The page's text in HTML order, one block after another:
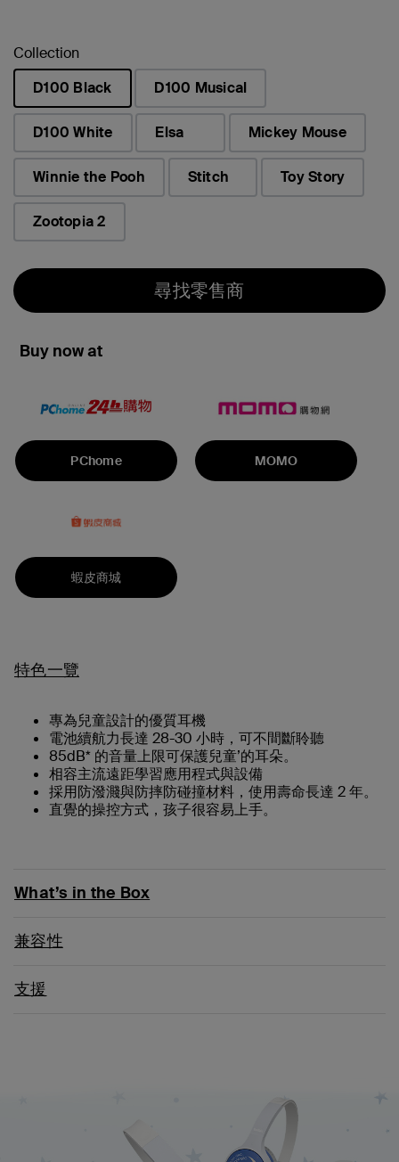
Collection
D100 Black
已選取
D100 Musical
D100 White Elsa Mickey Mouse
Winnie the Pooh Stitch Toy Story
Zootopia 2
尋找零售商
Buy now at
PChome MOMO
蝦皮商城
特色一覽
專為兒童設計的優質耳機
電池續航力長達 28-30 小時，可不間斷聆聽
85dB* 的音量上限可保護兒童’的耳朵。
相容主流遠距學習應用程式與設備
採用防潑濺與防摔防碰撞材料，使用壽命長達 2 年。
直覺的操控方式，孩子很容易上手。
What’s in the Box
兼容性
支援